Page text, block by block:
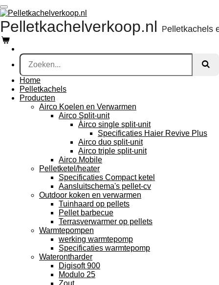
Ga
direct
naar
hoofdinhoud
Pelletkachelverkoop.nl Pelletkachels
Home
Pelletkachels
Producten
Airco Koelen en Verwarmen
Airco Split-unit
Àirco single split-unit
Specificaties Haier Revive Plus
Airco duo split-unit
Airco triple split-unit
Airco Mobile
Pelletketel/heater
Specificaties Compact ketel
Aansluitschema's pellet-cv
Outdoor koken en verwarmen
Tuinhaard op pellets
Pellet barbecue
Terrasverwarmer op pellets
Warmtepompen
werking warmtepomp
Specificaties warmtepomp
Waterontharder
Digisoft 900
Modulo 25
Zout